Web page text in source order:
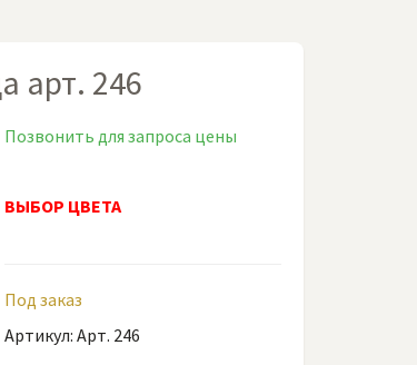
арт. 246
Позвонить для запроса цены
ВЫБОР ЦВЕТА
Под заказ
Артикул: Арт. 246